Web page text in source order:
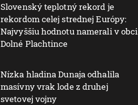
Slovenský teplotný rekord je
rekordom celej strednej Európy:
Najvyššiu hodnotu namerali v obci
Dolné Plachtince
Nízka hladina Dunaja odhalila
masívny vrak lode z druhej
svetovej vojny